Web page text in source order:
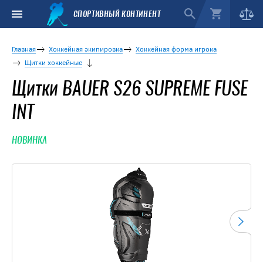
СПОРТИВНЫЙ КОНТИНЕНТ
Главная Хоккейная экипировка
Хоккейная форма игрока
Щитки хоккейные
Щитки BAUER S26 SUPREME FUSE
INT
НОВИНКА